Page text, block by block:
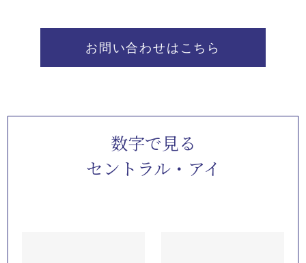
お問い合わせはこちら
数字で見る
セントラル・アイ